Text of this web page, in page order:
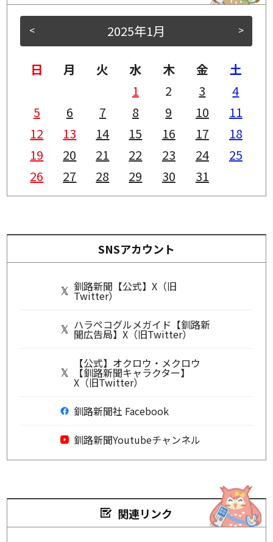
< >
2025年1月
日 月 火 水 木 金
土
1
2 3
4
5
6 7 8 9 10
11
12
13 14 15 16 17
18
19
20 21 22 23 24
25
26
27 28 29 30 31
SNSアカウント
釧路新聞【公式】X（旧
Twitter）
ハラペコグルメガイド【釧路新
聞広告局】X（旧Twitter）
【公式】オクロウ・メクロウ
【釧路新聞キャラクター】
X（旧Twitter）
釧路新聞社 Facebook
釧路新聞Youtubeチャンネル
関連リンク